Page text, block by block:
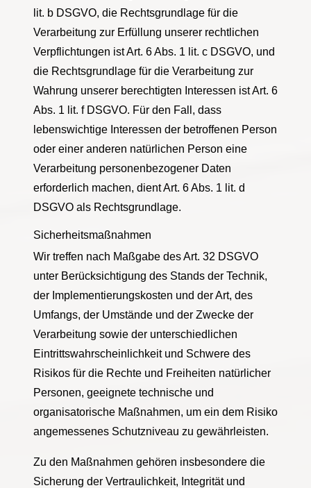
lit. b DSGVO, die Rechtsgrundlage für die
Verarbeitung zur Erfüllung unserer rechtlichen
Verpflichtungen ist Art. 6 Abs. 1 lit. c DSGVO, und
die Rechtsgrundlage für die Verarbeitung zur
Wahrung unserer berechtigten Interessen ist Art. 6
Abs. 1 lit. f DSGVO. Für den Fall, dass
lebenswichtige Interessen der betroffenen Person
oder einer anderen natürlichen Person eine
Verarbeitung personenbezogener Daten
erforderlich machen, dient Art. 6 Abs. 1 lit. d
DSGVO als Rechtsgrundlage.
Sicherheitsmaßnahmen
Wir treffen nach Maßgabe des Art. 32 DSGVO
unter Berücksichtigung des Stands der Technik,
der Implementierungskosten und der Art, des
Umfangs, der Umstände und der Zwecke der
Verarbeitung sowie der unterschiedlichen
Eintrittswahrscheinlichkeit und Schwere des
Risikos für die Rechte und Freiheiten natürlicher
Personen, geeignete technische und
organisatorische Maßnahmen, um ein dem Risiko
angemessenes Schutzniveau zu gewährleisten.
Zu den Maßnahmen gehören insbesondere die
Sicherung der Vertraulichkeit, Integrität und